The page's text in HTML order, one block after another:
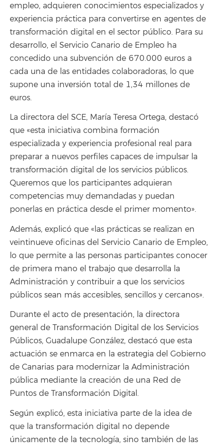
empleo, adquieren conocimientos especializados y
experiencia práctica para convertirse en agentes de
transformación digital en el sector público. Para su
desarrollo, el Servicio Canario de Empleo ha
concedido una subvención de 670.000 euros a
cada una de las entidades colaboradoras, lo que
supone una inversión total de 1,34 millones de
euros.
La directora del SCE, María Teresa Ortega, destacó
que «esta iniciativa combina formación
especializada y experiencia profesional real para
preparar a nuevos perfiles capaces de impulsar la
transformación digital de los servicios públicos.
Queremos que los participantes adquieran
competencias muy demandadas y puedan
ponerlas en práctica desde el primer momento».
Además, explicó que «las prácticas se realizan en
veintinueve oficinas del Servicio Canario de Empleo,
lo que permite a las personas participantes conocer
de primera mano el trabajo que desarrolla la
Administración y contribuir a que los servicios
públicos sean más accesibles, sencillos y cercanos».
Durante el acto de presentación, la directora
general de Transformación Digital de los Servicios
Públicos, Guadalupe González, destacó que esta
actuación se enmarca en la estrategia del Gobierno
de Canarias para modernizar la Administración
pública mediante la creación de una Red de
Puntos de Transformación Digital.
Según explicó, esta iniciativa parte de la idea de
que la transformación digital no depende
únicamente de la tecnología, sino también de las